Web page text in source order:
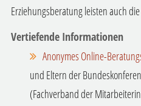
Erziehungsberatung leisten auch die
Vertiefende Informationen
Anonymes Online-
und Eltern der
(Fachverband der